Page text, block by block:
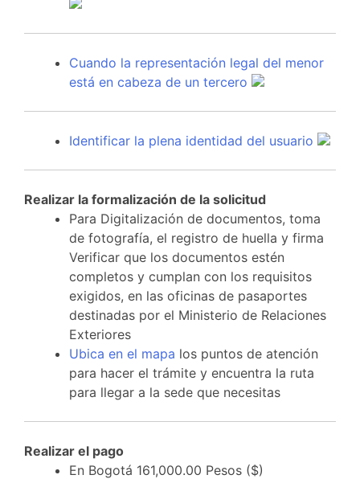
Cuando la representación legal del menor
está en cabeza de un tercero
Identificar la plena identidad del usuario
Realizar la formalización de la solicitud
Para Digitalización de documentos, toma
de fotografía, el registro de huella y firma
Verificar que los documentos estén
completos y cumplan con los requisitos
exigidos, en las oficinas de pasaportes
destinadas por el Ministerio de Relaciones
Exteriores
Ubica en el mapa los puntos de atención
para hacer el trámite y encuentra la ruta
para llegar a la sede que necesitas
Realizar el pago
En Bogotá 161,000.00 Pesos ($)